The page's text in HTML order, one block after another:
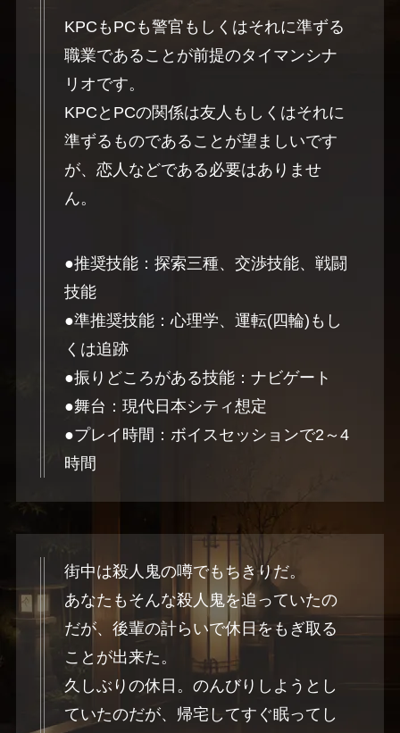
KPCもPCも警官もしくはそれに準ずる
職業であることが前提のタイマンシナ
リオです。
KPCとPCの関係は友人もしくはそれに
準ずるものであることが望ましいです
が、恋人などである必要はありませ
ん。
●推奨技能：探索三種、交渉技能、戦闘
技能
●準推奨技能：心理学、運転(四輪)もし
くは追跡
●振りどころがある技能：ナビゲート
●舞台：現代日本シティ想定
●プレイ時間：ボイスセッションで2～4
時間
街中は殺人鬼の噂でもちきりだ。
あなたもそんな殺人鬼を追っていたの
だが、後輩の計らいで休日をもぎ取る
ことが出来た。
久しぶりの休日。のんびりしようとし
ていたのだが、帰宅してすぐ眠ってし